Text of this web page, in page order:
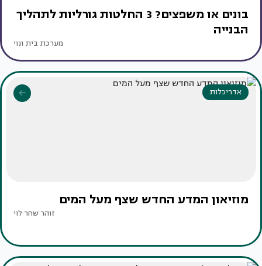
בונים או משפצים? 3 החלטות גורליות לתהליך
הבנייה
מערכת בית ונוי
אדריכלות
מוזיאון המדע החדש שצף מעל המים
זוהר שחר לוי